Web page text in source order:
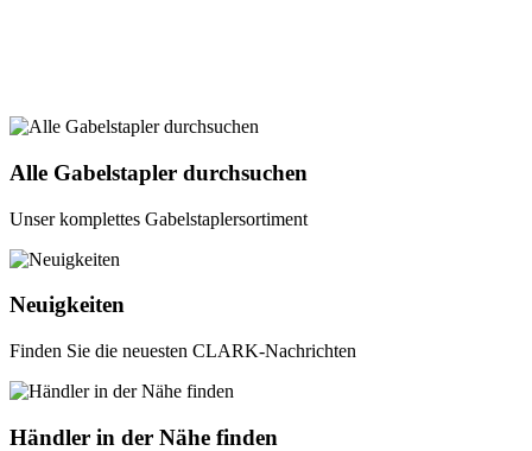
Alle Gabelstapler durchsuchen
Unser komplettes Gabelstaplersortiment
Neuigkeiten
Finden Sie die neuesten CLARK-Nachrichten
Händler in der Nähe finden